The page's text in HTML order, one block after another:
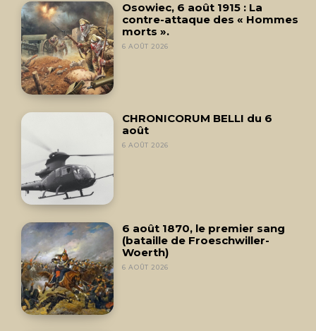
Osowiec, 6 août 1915 : La
contre-attaque des « Hommes
morts ».
6 AOÛT 2026
CHRONICORUM BELLI du 6
août
6 AOÛT 2026
6 août 1870, le premier sang
(bataille de Froeschwiller-
Woerth)
6 AOÛT 2026